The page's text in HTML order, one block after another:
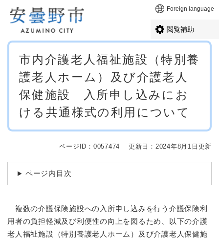
メニューを飛ばして本文へ Foreign language
閲覧補助
本
市内介護老人福祉施設（特別養
護老人ホーム）及び介護老人
保健施設 入所申し込みにお
ける共通様式の利用について
ページID：0057474 更新日：2024年8月1日更新
ページ内目次
複数の介護保険施設への入所申し込みを行う介護保険利
用者の負担軽減及び利便性の向上を図るため、以下の介護
老人福祉施設（特別養護老人ホーム）及び介護老人保健施